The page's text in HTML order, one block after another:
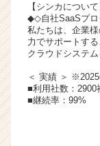
【シンカについて
◆◇自社SaaSプ
私たちは、企業
力でサポートする
クラウドシステ
＜ 実績 ＞
■利用社数：2900
■継続率：99%